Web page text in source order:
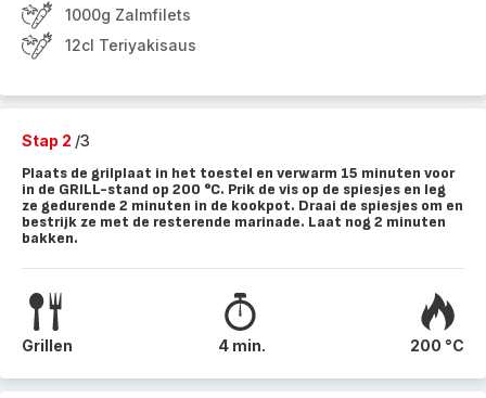
1000g Zalmfilets
12cl Teriyakisaus
Stap 2 /3
Plaats de grilplaat in het toestel en verwarm 15 minuten voor
in de GRILL-stand op 200 °C. Prik de vis op de spiesjes en leg
ze gedurende 2 minuten in de kookpot. Draai de spiesjes om en
bestrijk ze met de resterende marinade. Laat nog 2 minuten
bakken.
Grillen 4 min. 200 °C